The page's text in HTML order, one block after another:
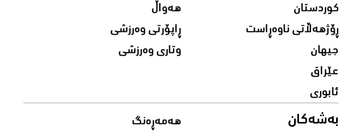
کوردستان
ڕۆژهەڵاتی ناوەڕاست
جیهان
عێراق
ئابوری
هەواڵ
ڕاپۆرتی وەرزشی
وتاری وەرزشی
بەشەکان
هەمەڕەنگ